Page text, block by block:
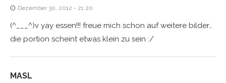
Dezember 30, 2012 - 21:20
(^___^)v yay essen!!! freue mich schon auf weitere bilder…
die portion scheint etwas klein zu sein :/
MASL